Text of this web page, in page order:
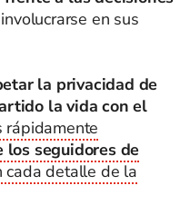
en sus
la privacidad de
la vida con el
rápidamente
los seguidores de
cada detalle de la